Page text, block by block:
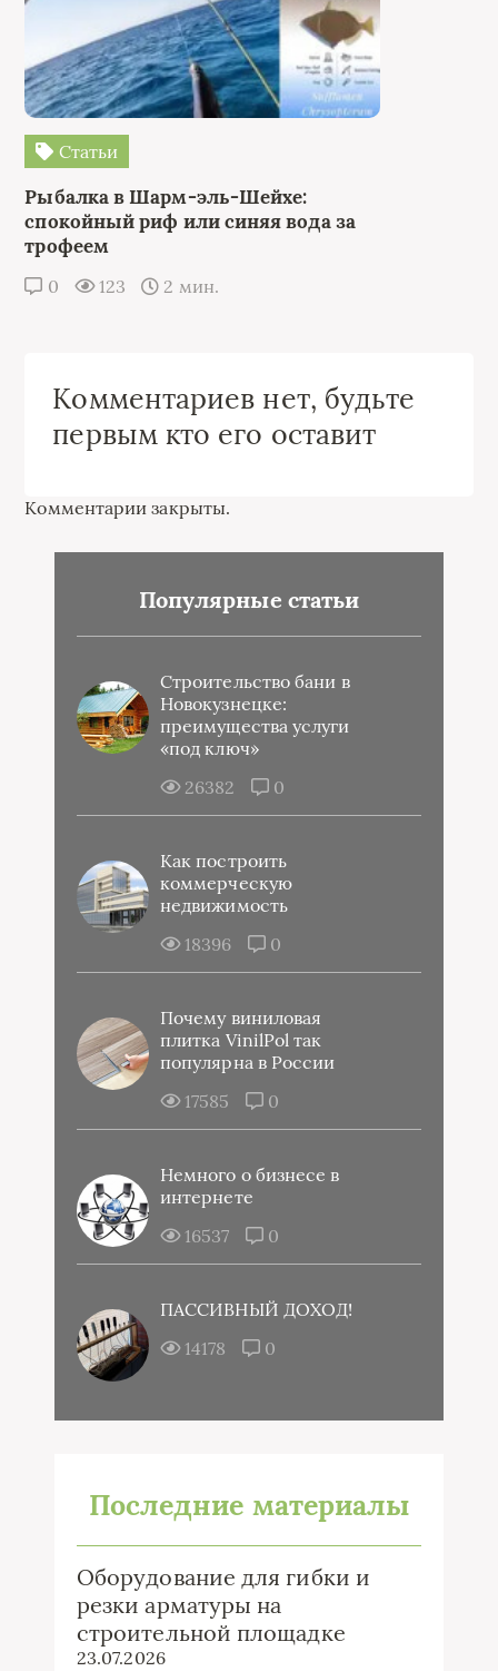
Статьи
Рыбалка в Шарм-эль-Шейхе:
спокойный риф или синяя вода за
трофеем
0 123 2 мин.
Комментариев нет, будьте
первым кто его оставит
Комментарии закрыты.
Популярные статьи
Строительство бани в
Новокузнецке:
преимущества услуги
«под ключ»
26382
0
Как построить
коммерческую
недвижимость
18396
0
Почему виниловая
плитка VinilPol так
популярна в России
17585
0
Немного о бизнесе в
интернете
16537
0
ПАССИВНЫЙ ДОХОД!
14178
0
Последние материалы
Оборудование для гибки и
резки арматуры на
строительной площадке
23.07.2026